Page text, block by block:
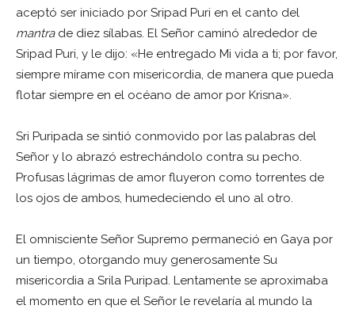
aceptó ser iniciado por Sripad Puri en el canto del
mantrade diez sílabas. El Señor caminó alrededor de
Sripad Puri, y le dijo: «He entregado Mi vida a ti; por favor,
siempre mírame con misericordia, de manera que pueda
flotar siempre en el océano de amor por Krisna».
Sri Puripada se sintió conmovido por las palabras del
Señor y lo abrazó estrechándolo contra su pecho.
Profusas lágrimas de amor fluyeron como torrentes de
los ojos de ambos, humedeciendo el uno al otro.
El omnisciente Señor Supremo permaneció en Gaya por
un tiempo, otorgando muy generosamente Su
misericordia a Srila Puripad. Lentamente se aproximaba
el momento en que el Señor le revelaría al mundo la